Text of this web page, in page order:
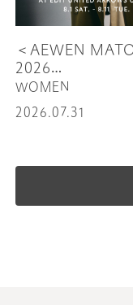
＜AEWEN
2026
EXHIBITION
WOMEN
2026.07.31